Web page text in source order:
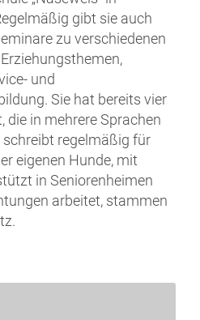
gibt sie auch
zu verschiedenen
und
Sie hat bereits vier
die in mehrere Sprachen
regelmäßig für
eigenen Hunde, mit
in Seniorenheimen
arbeitet, stammen